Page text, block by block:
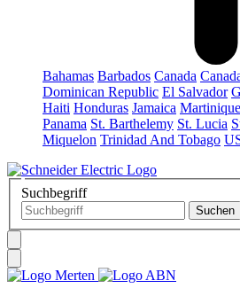
Bahamas Barbados Canada
Dominican Republic El Salvador
Haiti Honduras Jamaica Martinique
Panama St. Barthelemy St. Lucia
Miquelon Trinidad And Tobago
Suchbegriff